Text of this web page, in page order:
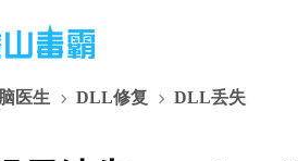
医生 DLL修复 DLL丢失